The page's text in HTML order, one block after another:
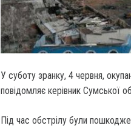
У суботу зранку, 4 червня,
повідомляє керівник Сумської
Під час обстрілу були